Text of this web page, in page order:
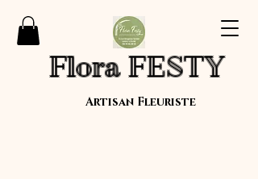
Flora FESTY
Artisan Fleuriste